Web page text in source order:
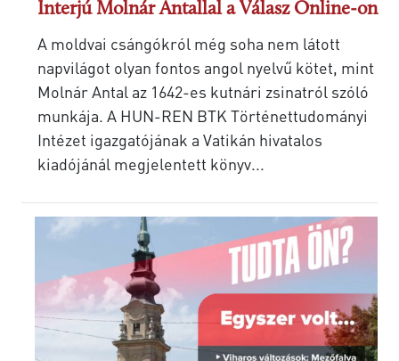
Interjú Molnár Antallal a Válasz Online-on
A moldvai csángókról még soha nem látott
napvilágot olyan fontos angol nyelvű kötet, mint
Molnár Antal az 1642-es kutnári zsinatról szóló
munkája. A HUN-REN BTK Történettudományi
Intézet igazgatójának a Vatikán hivatalos
kiadójánál megjelentett könyv...